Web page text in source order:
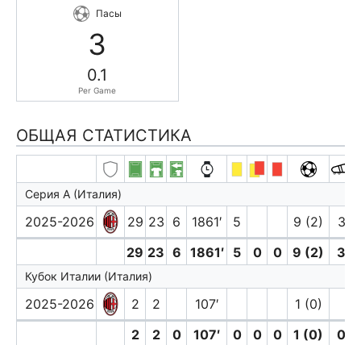
Пасы
3
0.1
Per Game
ОБЩАЯ СТАТИСТИКА
Серия А (Италия)
2025-2026 29 23 6 1861′ 5 9 (2)
3
29 23 6 1861′ 5 0 0 9 (2) 3
Кубок Италии (Италия)
2025-2026 2 2 107′
1 (0)
2
2 0 107′ 0 0 0 1 (0) 0